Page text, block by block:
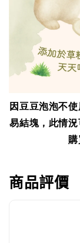
因豆豆泡泡不
易結塊，此情
購
商品評價